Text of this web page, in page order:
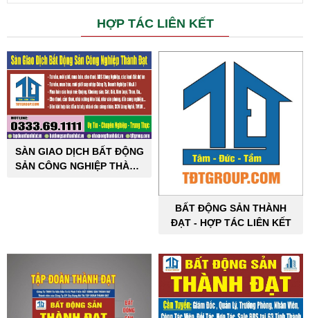
HỢP TÁC LIÊN KẾT
SÀN GIAO DỊCH BẤT ĐỘNG
SẢN CÔNG NGHIỆP THÀNH
BẤT ĐỘNG SẢN THÀNH
ĐẠT - HỢP TÁC LIÊN KẾT